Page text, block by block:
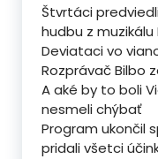
Štvrtáci
hudbu z
Deviataci vo
Rozprávač Bilbo
A aké by to boli
nesmeli chýbať
Program ukončil
pridali všetci